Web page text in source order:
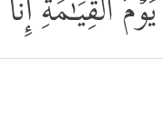
ٱلۡقِیَـٰمَةِ